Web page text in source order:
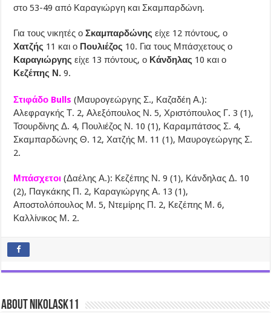
στο 53-49 από Καραγιώργη και Σκαμπαρδώνη.
Για τους νικητές οΣκαμπαρδώνηςείχε 12 πόντους, ο
Χατζής 11 και ο Πουλιέζος 10. Για τους Μπάσχετους ο
Καραγιώργηςείχε 13 πόντους, ο Κάνδηλας 10 και ο
Κεζέπης Ν. 9.
Στιφάδο Bulls (Μαυρογεώργης Σ., Καζαδέη Α.):
Αλεφραγκής Τ. 2, Αλεξόπουλος Ν. 5, Χριστόπουλος Γ. 3 (1),
Τσουρδίνης Δ. 4, Πουλιέζος Ν. 10 (1), Καραμπάτσος Σ. 4,
Σκαμπαρδώνης Θ. 12, Χατζής Μ. 11 (1), Μαυρογεώργης Σ.
2.
Μπάσχετοι(Δαέλης Α.): Κεζέπης Ν. 9 (1), Κάνδηλας Δ. 10
(2), Παγκάκης Π. 2, Καραγιώργης Α. 13 (1),
Αποστολόπουλος Μ. 5, Ντεμίρης Π. 2, Κεζέπης Μ. 6,
Καλλίνικος Μ. 2.
About nikolask11